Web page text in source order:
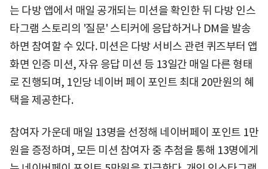
는 다방 앱에서 매일 공개되는 미션을 확인한 뒤 다방 인스
타그램 스토리의 '질문' 스티커에 응답하거나 DM을 발송
하면 참여할 수 있다. 미션은 다방 서비스 관련 퀴즈부터 앱
화면 인증 미션, 자유 응답 미션 등 13일간 매일 다른 형태
로 진행되며, 1인당 네이버 페이 포인트 최대 20만원의 혜
택을 제공한다.
참여자 가운데 매일 13명을 선정해 네이버페이 포인트 1만
원을 증정하며, 모든 미션 참여자 중 추첨을 통해 13명에게